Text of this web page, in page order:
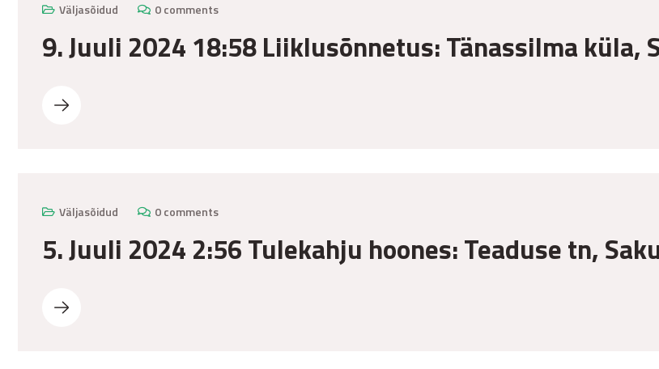
Väljasõidud 0 comments
9. Juuli 2024 18:58 Liiklusõnnetus: Tänassilma küla,
Väljasõidud 0 comments
5. Juuli 2024 2:56 Tulekahju hoones: Teaduse tn,